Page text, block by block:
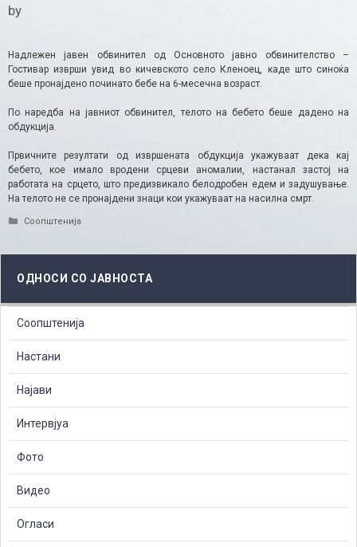
by
Надлежен јавен обвинител од Основното јавно обвинителство –
Гостивар изврши увид во кичевското село Кленоец, каде што синоќа
беше пронајдено починато бебе на 6-месечна возраст.
По наредба на јавниот обвинител, телото на бебето беше дадено на
обдукција.
Првичните резултати од извршената обдукција укажуваат дека кај
бебето, кое имало вродени срцеви аномалии, настанал застој на
работата на срцето, што предизвикало белодробен едем и задушување.
На телото не се пронајдени знаци кои укажуваат на насилна смрт.
Categories
Соопштенија
ОДНОСИ СО ЈАВНОСТА
Соопштенија
Настани
Најави
Интервјуа
Фото
Видео
Огласи